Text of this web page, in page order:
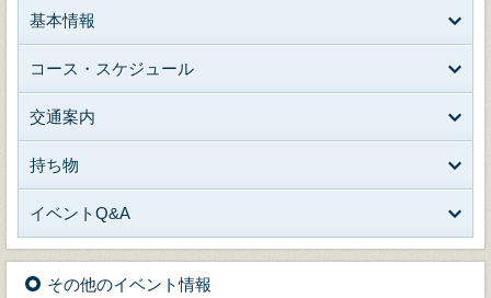
基本情報
コース・スケジュール
交通案内
持ち物
イベントQ&A
その他のイベント情報